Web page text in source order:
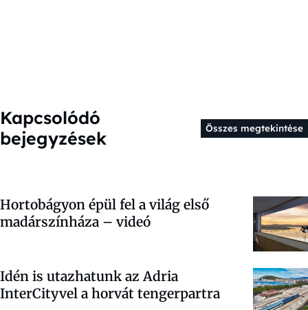
Kapcsolódó
bejegyzések
Összes megtekintése
Hortobágyon épül fel a világ első
madárszínháza – videó
Idén is utazhatunk az Adria
InterCityvel a horvát tengerpartra